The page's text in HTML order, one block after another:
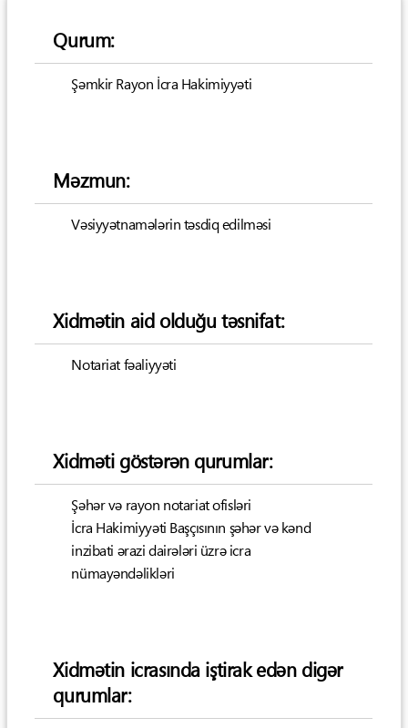
Qurum:
Şəmkir Rayon İcra Hakimiyyəti
Məzmun:
Vəsiyyətnamələrin təsdiq edilməsi
Xidmətin aid olduğu təsnifat:
Notariat fəaliyyəti
Xidməti göstərən qurumlar:
Şəhər və rayon notariat ofisləri
İcra Hakimiyyəti Başçısının şəhər və kənd
inzibati ərazi dairələri üzrə icra
nümayəndəlikləri
Xidmətin icrasında iştirak edən digər
qurumlar: